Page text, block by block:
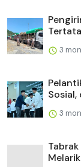
Tertata
3
Sosial,
3